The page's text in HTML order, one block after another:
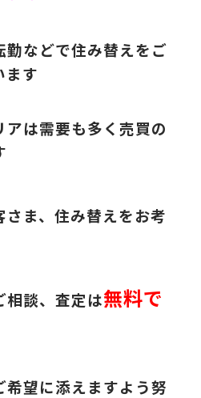
勤などで住み替えをご
ます
は需要も多く売買の
ま、住み替えをお考
相談、査定は無料で
望に添えますよう努